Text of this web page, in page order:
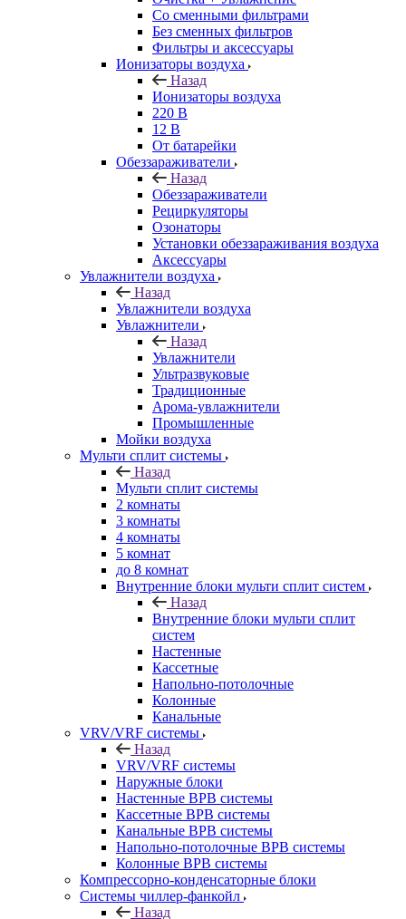
Cо сменными фильтрами
Без сменных фильтров
Фильтры и аксессуары
Ионизаторы воздуха
Назад
Ионизаторы воздуха
220 В
12 В
От батарейки
Обеззараживатели
Назад
Обеззараживатели
Рециркуляторы
Озонаторы
Установки обеззараживания воздуха
Аксессуары
Увлажнители воздуха
Назад
Увлажнители воздуха
Увлажнители
Назад
Увлажнители
Ультразвуковые
Традиционные
Арома-увлажнители
Промышленные
Мойки воздуха
Мульти сплит системы
Назад
Мульти сплит системы
2 комнаты
3 комнаты
4 комнаты
5 комнат
до 8 комнат
Внутренние блоки мульти сплит систем
Назад
Внутренние блоки мульти сплит
систем
Настенные
Кассетные
Напольно-потолочные
Колонные
Канальные
VRV/VRF системы
Назад
VRV/VRF системы
Наружные блоки
Настенные ВРВ системы
Кассетные ВРВ системы
Канальные ВРВ системы
Напольно-потолочные ВРВ системы
Колонные ВРВ системы
Компрессорно-конденсаторные блоки
Системы чиллер-фанкойл
Назад